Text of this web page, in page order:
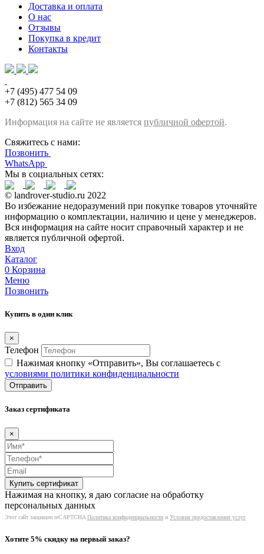
Доставка и оплата
О нас
Отзывы
Покупка в кредит
Контакты
+7 (495) 477 54 09
+7 (812) 565 34 09
Информация на сайте не является публичной офертой.
Свяжитесь с нами:
Позвонить
WhatsApp
Мы в социальных сетях:
© landrover-studio.ru 2022
Во избежание недоразумений при покупке товаров уточняйте
информацию о комплектации, наличию и цене у менеджеров.
Вся информация на сайте носит справочный характер и не
является публичной офертой.
Вход
Каталог
0 Корзина
Меню
Позвонить
Купить в один клик
×
Телефон
Нажимая кнопку «Отправить», Вы соглашаетесь c
условиями политики конфиденциальности
Отправить
Заказ сертификата
×
Нажимая на кнопку, я даю согласие на обработку
персональных данных
Этот сайт защищен reCAPTCHA Политика конфиденциальности и Условия предоставления услуг
Хотите 5% скидку на первый заказ?